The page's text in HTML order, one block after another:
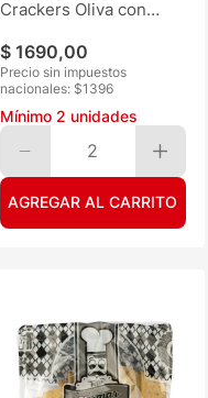
Crackers Oliva con
$ 1690,00
Precio sin impuestos
nacionales: $1396
Mínimo 2 unidades
2
AGREGAR AL CARRITO